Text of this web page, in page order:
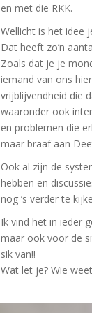
en met die RKK.
Wellicht is het idee
Dat heeft zo’n
Zoals dat je je
iemand van ons
vrijblijvendheid die
waaronder ook
en problemen die
maar braaf aan
Ook al zijn de
hebben en
nog ’s verder te
Ik vind het in ieder
maar ook voor de
sik van!!
Wat let je? Wie